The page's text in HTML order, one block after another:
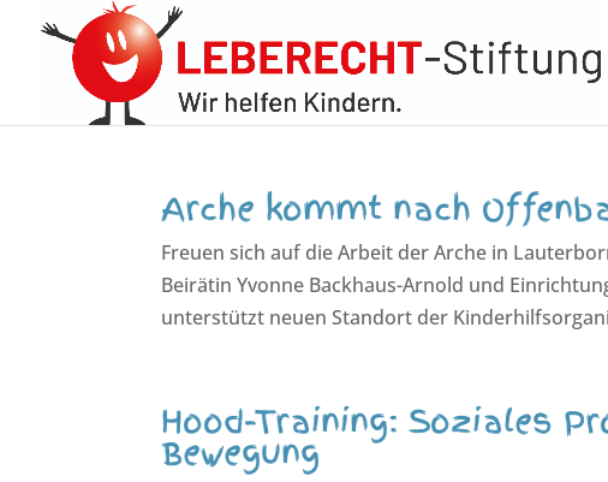
Arche kommt nach
Freuen sich auf die Arbeit der Arche in
Beirätin Yvonne Backhaus-Arnold und
unterstützt neuen Standort der
Hood-Training: Soziales
Bewegung